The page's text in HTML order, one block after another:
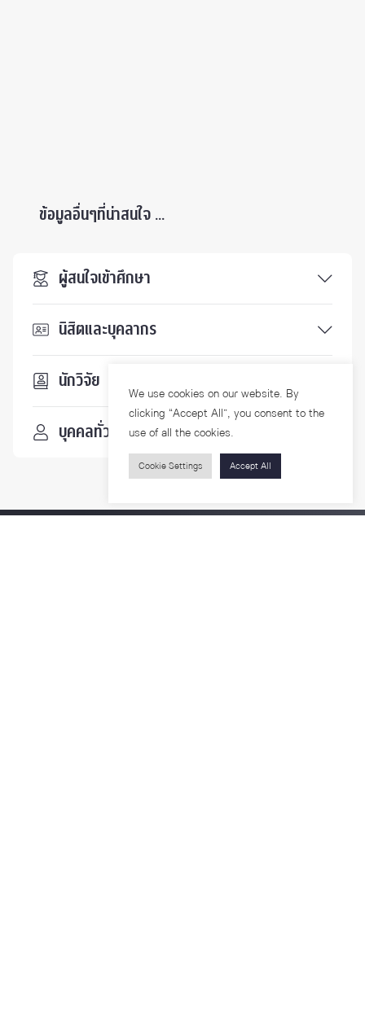
ข้อมูลอื่นๆที่น่าสนใจ ...
ผู้สนใจเข้าศึกษา
นิสิตและบุคลากร
นักวิจัย
บุคคลทั่วไป
We use cookies on our website. By
clicking “Accept All”, you consent to the
use of all the cookies.
Cookie Settings Accept All